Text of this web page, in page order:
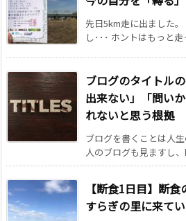
先日5km走に出ました
し･･･ ホントはもっと走
ブログのタイトル
出来ない」「問い
れないと思う根拠
ブログを書くことは人
人のブログも見ますし
【断食1日目】断
すらぎの里に来て